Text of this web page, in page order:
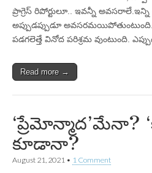
ప్రాగ్రెస్‌ రిపోర్టులూ.. ఇవన్నీ
అప్పుడప్పుడూ అవసరమయిపోతుంటుంది.
పడగలెత్తే వినోద పరిశ్రమ వుంటుంది.
Read more →
‘ప్రేమోన్మాద’మేనా?
కూడానా?
August 21, 2021 • 1 Comment